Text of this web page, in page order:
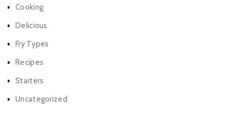
Cooking
Delicious
Fry Types
Recipes
Starters
Uncategorized